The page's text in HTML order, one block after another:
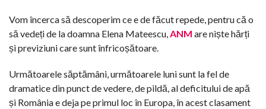
Vom încerca să descoperim ce e de făcut repede, pentru că o
să vedeți de la doamna Elena Mateescu,ANM are niște hărți
și previziuni care sunt înfricoșătoare.
Următoarele săptămâni, următoarele luni sunt la fel de
dramatice din punct de vedere, de pildă, al deficitului de apă
și România e deja pe primul loc în Europa, în acest clasament